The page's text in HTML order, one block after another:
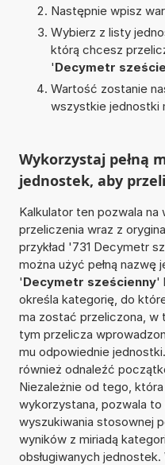
Następnie wpisz
Wybierz z listy
którą chcesz
'Decymetr
Wartość zostanie
wszystkie jednostki
Wykorzystaj pełną
jednostek, aby
Kalkulator ten pozwala
przeliczenia wraz z
przykład '731 Decymetr
można użyć pełną nazwę
'Decymetr sześcienny'
określa kategorię, do
ma zostać przeliczona,
tym przelicza
mu odpowiednie
również odnaleźć
Niezależnie od tego,
wykorzystana, pozwala
wyszukiwania stosownej
wyników z miriadą
obsługiwanych